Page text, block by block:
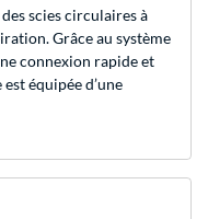
scies circulaires à
Grâce au système
connexion rapide et
équipée d’une